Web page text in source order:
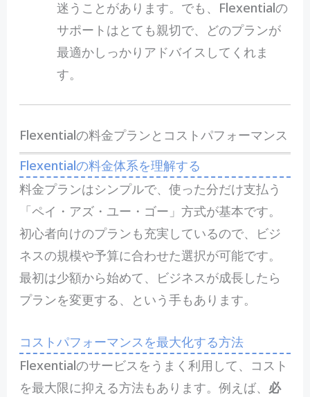
迷うことがあります。でも、Flexentialの
サポートはとても親切で、どのプランが
最適かしっかりアドバイスしてくれま
す。
Flexentialの料金プランとコストパフォーマンス
Flexentialの料金体系を理解する
料金プランはシンプルで、使った分だけ支払う
「ペイ・アズ・ユー・ゴー」方式が基本です。
初心者向けのプランも充実しているので、ビジ
ネスの規模や予算に合わせた選択が可能です。
最初は少額から始めて、ビジネスが成長したら
プランを変更する、という手もあります。
コストパフォーマンスを最大化する方法
Flexentialのサービスをうまく利用して、コスト
を最大限に抑える方法もあります。例えば、 必